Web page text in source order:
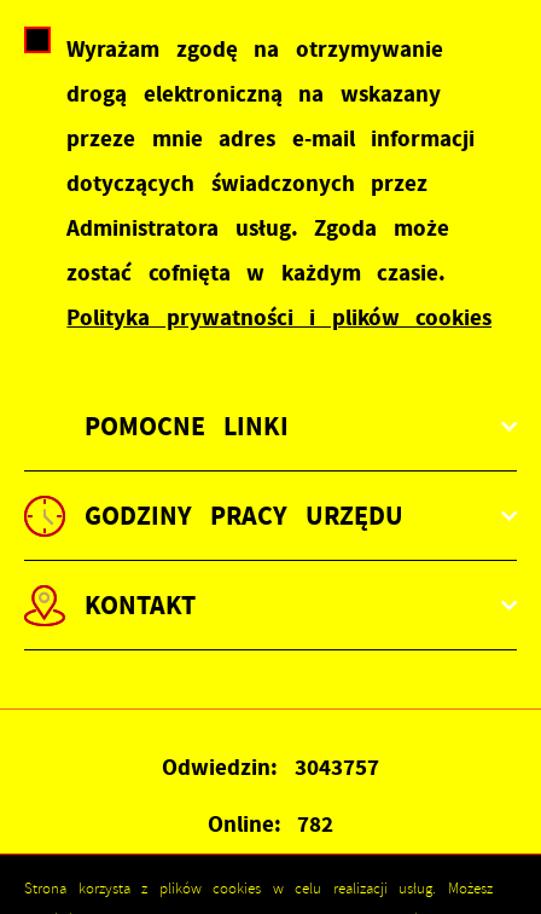
POMOCNE LINKI
Wyrażam zgodę na otrzymywanie
drogą elektroniczną na wskazany
przeze mnie adres e-mail informacji
dotyczących świadczonych przez
Administratora usług. Zgoda może
zostać cofnięta w każdym czasie.
Polityka prywatności i plików cookies
GODZINY PRACY URZĘDU
KONTAKT
Odwiedzin: 3043757
Online: 782
Strona korzysta z plików cookies w celu realizacji usług. Możesz